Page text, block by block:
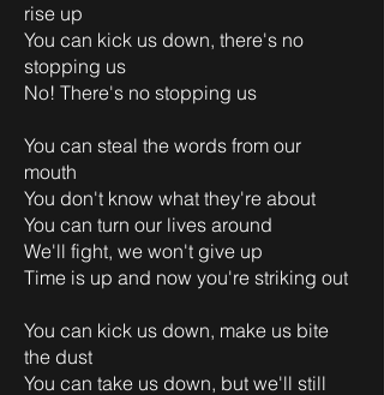
rise up
You can kick us down, there's no
stopping us
No! There's no stopping us
You can steal the words from our
mouth
You don't know what they're about
You can turn our lives around
We'll fight, we won't give up
Time is up and now you're striking out
You can kick us down, make us bite
the dust
You can take us down, but we'll still